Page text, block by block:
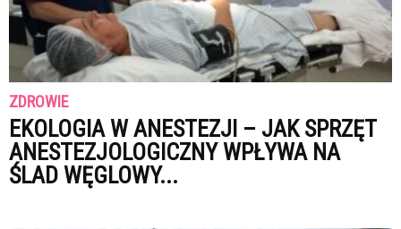
ZDROWIE
EKOLOGIA W ANESTEZJI – JAK SPRZĘT
ANESTEZJOLOGICZNY WPŁYWA NA
ŚLAD WĘGLOWY...